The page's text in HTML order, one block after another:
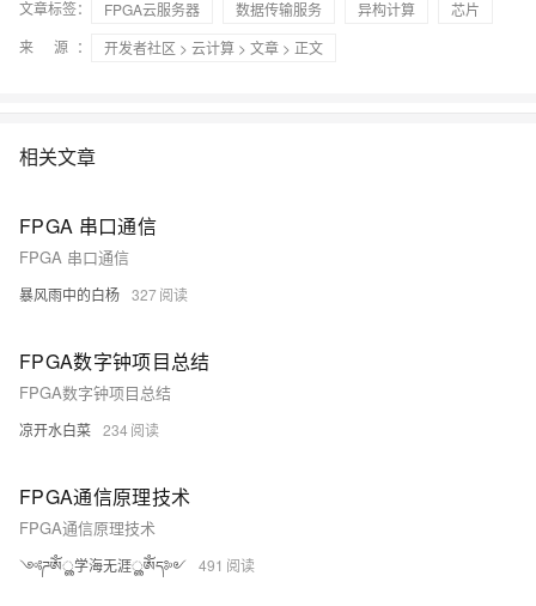
文章标签： FPGA云服务器 数据传输服务 异构计算
芯片
来 源：
开发者社区 > 云计算 > 文章 > 正文
相关文章
FPGA 串口通信
FPGA 串口通信
暴风雨中的白杨 327
FPGA数字钟项目总结
FPGA数字钟项目总结
凉开水白菜 234
FPGA通信原理技术
FPGA通信原理技术
༺ཌༀൢ学海无涯ൢༀད༻ 491